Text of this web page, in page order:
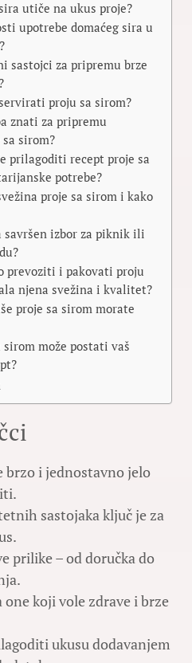
utiče na ukus proje?
upotrebe domaćeg sira u
sastojci za pripremu brze
proju sa sirom?
znati za pripremu
sirom?
prilagoditi recept proje sa
potrebe?
proje sa sirom i kako
savršen izbor za piknik ili
prevoziti i pakovati proju
njena svežina i kvalitet?
proje sa sirom morate
sirom može postati vaš
brzo i jednostavno jelo
sastojaka ključ je za
prilike – od doručka do
one koji vole zdrave i brze
ukusu dodavanjem